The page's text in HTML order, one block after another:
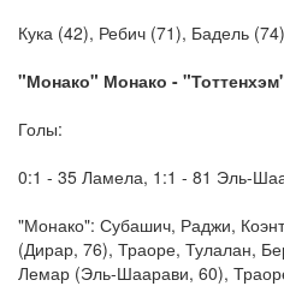
Кука (42), Ребич (71), Бадель
"Монако" Монако -
Голы:
0:1 - 35 Ламела, 1:1 - 81 Эль-
"Монако": Субашич, Раджи,
(Дирар, 76), Траоре, Тулалан,
Лемар (Эль-Шаарави, 60),